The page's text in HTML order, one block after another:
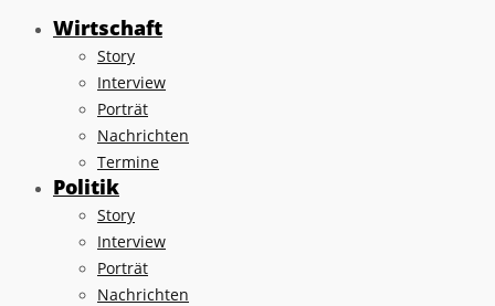
Wirtschaft
Story
Interview
Porträt
Nachrichten
Termine
Politik
Story
Interview
Porträt
Nachrichten